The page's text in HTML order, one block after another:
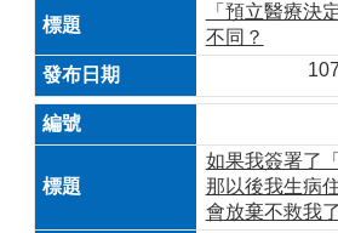
「預立醫療決
不同？
如果我簽署了
那以後我生病
會放棄不救我